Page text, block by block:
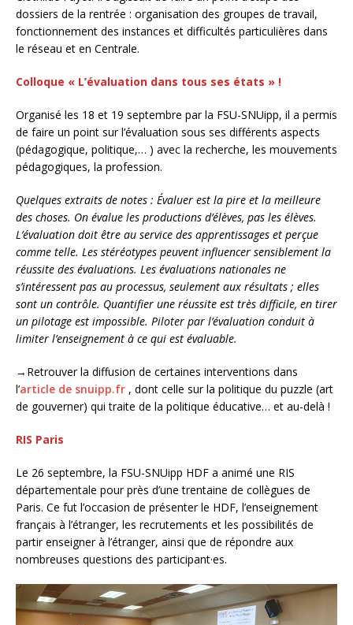
dossiers de la rentrée : organisation des groupes de travail,
fonctionnement des instances et difficultés particulières dans
le réseau et en Centrale.
Colloque « L’évaluation dans tous ses états » !
Organisé les 18 et 19 septembre par la FSU-SNUipp, il a permis
de faire un point sur l’évaluation sous ses différents aspects
(pédagogique, politique,… ) avec la recherche, les mouvements
pédagogiques, la profession.
Quelques extraits de notes : Évaluer est la pire et la meilleure
des choses. On évalue les productions d’élèves, pas les élèves.
L’évaluation doit être au service des apprentissages et perçue
comme telle. Les stéréotypes peuvent influencer sensiblement la
réussite des évaluations. Les évaluations nationales ne
s’intéressent pas au processus, seulement aux résultats ; elles
sont un contrôle. Quantifier une réussite est très difficile, en tirer
un pilotage est impossible. Piloter par l’évaluation conduit à
limiter l’enseignement à ce qui est évaluable.
→Retrouver la diffusion de certaines interventions dans
l’article de snuipp.fr , dont celle sur la politique du puzzle (art
de gouverner) qui traite de la politique éducative… et au-delà !
RIS Paris
Le 26 septembre, la FSU-SNUipp HDF a animé une RIS
départementale pour près d’une trentaine de collègues de
Paris. Ce fut l’occasion de présenter le HDF, l’enseignement
français à l’étranger, les recrutements et les possibilités de
partir enseigner à l’étranger, ainsi que de répondre aux
nombreuses questions des participant·es.